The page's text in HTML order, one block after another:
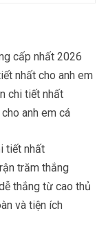
cấp nhất 2026
nhất cho anh em
chi tiết nhất
anh em cá
tiết nhất
trăm thắng
thắng từ cao thủ
và tiện ích